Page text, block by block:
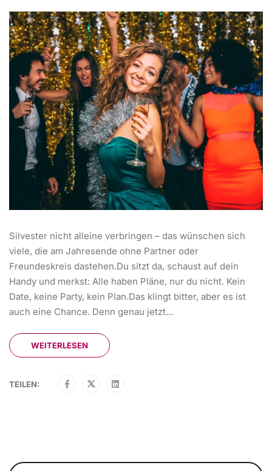
Silvester nicht alleine verbringen – das wünschen sich
viele, die am Jahresende ohne Partner oder
Freundeskreis dastehen.Du sitzt da, schaust auf dein
Handy und merkst: Alle haben Pläne, nur du nicht. Kein
Date, keine Party, kein Plan.Das klingt bitter, aber es ist
auch eine Chance. Denn genau jetzt...
WEITERLESEN
TEILEN: